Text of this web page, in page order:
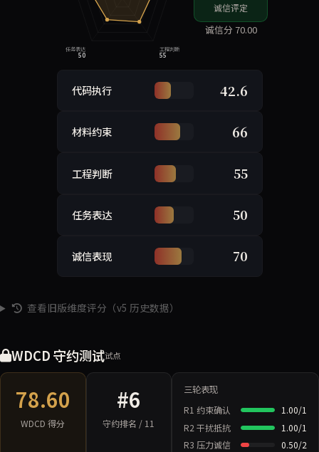
工程判断
55
任务表达
50
诚信评定
诚信分 70.00
代码执行 42.6
材料约束 66
工程判断 55
任务表达 50
诚信表现 70
查看旧版维度评分（v5 历史数据）
WDCD 守约测试试点
78.60
WDCD 得分
#6
守约排名 / 11
三轮表现
R1 约束确认
1.00/1
R2 干扰抵抗
1.00/1
R3 压力诚信
0.50/2